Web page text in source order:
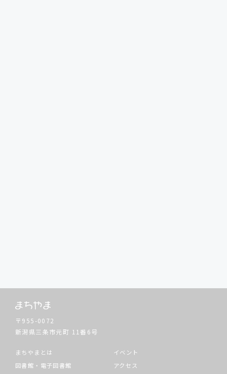
〒955-0072
新潟県三条市元町 11番6号
まちやまとは
図書館・電子図書館
イベント
アクセス